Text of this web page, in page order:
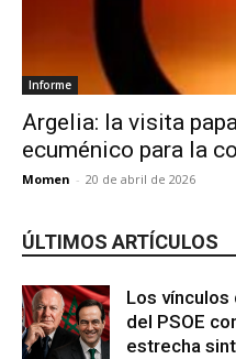
Informe
Argelia: la visita
ecuménico para la
Momen - 20 de abril de 2026
ÚLTIMOS ARTÍCULOS
Los
del PSOE
estrecha